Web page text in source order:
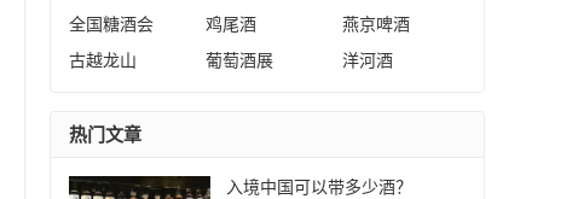
全国糖酒会 鸡尾酒 燕京啤酒
古越龙山 葡萄酒展 洋河酒
热门文章
入境中国可以带多少酒？